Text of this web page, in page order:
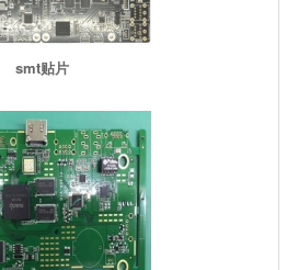
smt贴片